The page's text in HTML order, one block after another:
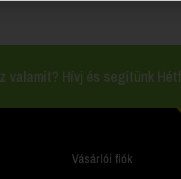
valamit? Hívj és segítünk
Vásárlói fiók